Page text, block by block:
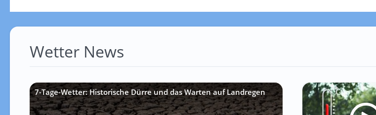
Wetter News
7-Tage-Wetter: Historische Dürre und das Warten auf Landregen